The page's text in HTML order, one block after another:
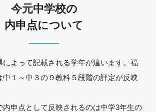
今元中学校の
内申点について
によって記載される学年が違います。福
中１～中３の９教科５段階の評定が反映
内申点として反映されるのは中学3年生の